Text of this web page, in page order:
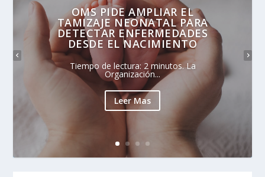
OMS PIDE AMPLIAR EL
TAMIZAJE NEONATAL PARA
DETECTAR ENFERMEDADES
DESDE EL NACIMIENTO
Tiempo de lectura: 2 minutos. La
Organización...
Leer Mas